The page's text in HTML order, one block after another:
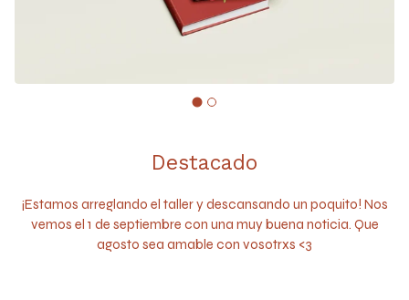
Destacado
¡Estamos arreglando el taller y descansando un poquito! Nos
vemos el 1 de septiembre con una muy buena noticia. Que
agosto sea amable con vosotrxs <3